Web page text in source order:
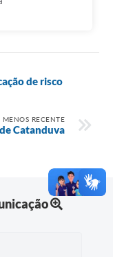
de risco
RECENTE
Catanduva